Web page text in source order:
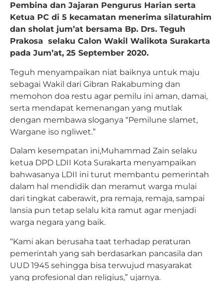
Pembina dan Jajaran Pengurus Harian serta
Ketua PC di 5 kecamatan menerima silaturahim
dan sholat jum’at bersama Bp. Drs. Teguh
Prakosa selaku Calon Wakil Walikota Surakarta
pada Jum’at, 25 September 2020.
Teguh menyampaikan niat baiknya untuk maju
sebagai Wakil dari Gibran Rakabuming dan
memohon doa restu agar pemilu ini aman, damai,
serta mendapat kemenangan yang mutlak
dengan membawa sloganya “Pemilune slamet,
Wargane iso ngliwet.”
Dalam kesempatan ini,Muhammad Zain selaku
ketua DPD LDII Kota Surakarta menyampaikan
bahwasanya LDII ini turut membantu pemerintah
dalam hal mendidik dan meramut warga mulai
dari tingkat caberawit, pra remaja, remaja, sampai
lansia pun tetap selalu kita ramut agar menjadi
warga negara yang baik.
“Kami akan berusaha taat terhadap peraturan
pemerintah yang sah berdasarkan pancasila dan
UUD 1945 sehingga bisa terwujud masyarakat
yang profesional dan religius,” ujarnya.